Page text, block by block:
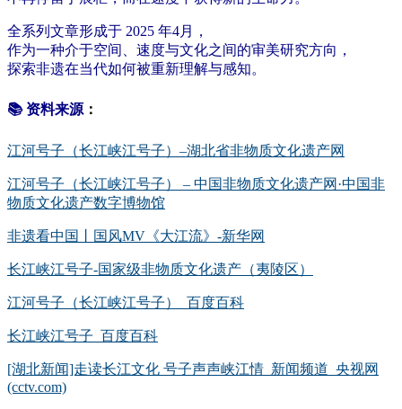
全系列文章形成于 2025 年4月，
作为一种介于空间、速度与文化之间的审美研究方向，
探索非遗在当代如何被重新理解与感知。
📚 资料来源 ：
江河号子（长江峡江号子）–湖北省非物质文化遗产网
江河号子（长江峡江号子） – 中国非物质文化遗产网·中国非
物质文化遗产数字博物馆
非遗看中国丨国风MV《大江流》-新华网
长江峡江号子-国家级非物质文化遗产（夷陵区）
江河号子（长江峡江号子）_百度百科
长江峡江号子_百度百科
[湖北新闻]走读长江文化 号子声声峡江情_新闻频道_央视网
(cctv.com)